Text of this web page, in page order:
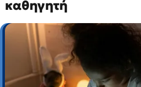
καθηγητή